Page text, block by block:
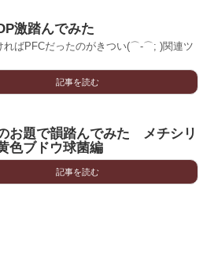
激踏んでみた
ればPFCだったのがきつい(⌒-⌒; )関連ツ
記事を読む
お題で韻踏んでみた メチシリ
色ブドウ球菌編
記事を読む